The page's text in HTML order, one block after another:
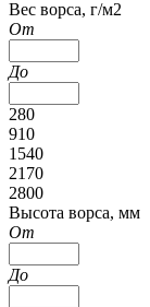
Вес ворса, г/м2
От
До
280
910
1540
2170
2800
Высота ворса, мм
От
До